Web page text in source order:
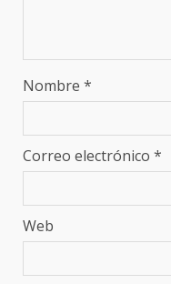
Nombre *
Correo electrónico *
Web